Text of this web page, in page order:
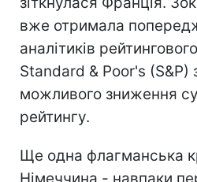
вже отримала
аналітиків
Standard & Рoor's (S&P)
можливого зниження
рейтингу.
Ще одна флагманська